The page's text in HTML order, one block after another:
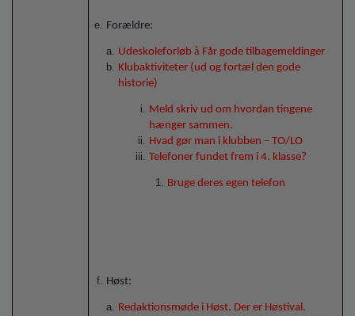
Forældre:
Udeskoleforløb à Får gode tilbagemeldinger
Klubaktiviteter (ud og fortæl den gode
historie)
Meld skriv ud om hvordan tingene
hænger sammen.
Hvad gør man i klubben – TO/LO
Telefoner fundet frem i 4. klasse?
Bruge deres egen telefon
Høst:
Redaktionsmøde i Høst. Der er Høstival.